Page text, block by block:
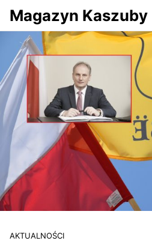
Przejdź do serwisu
Magazyn Kaszuby
AKTUALNOŚCI